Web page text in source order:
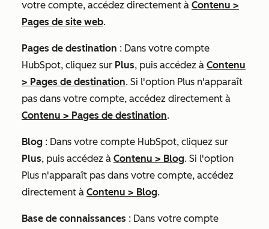
votre compte, accédez directement à Contenu >
Pages de site web.
Pages de destination : Dans votre compte
HubSpot, cliquez sur Plus, puis accédez à Contenu
> Pages de destination. Si l'option Plus n'apparaît
pas dans votre compte, accédez directement à
Contenu > Pages de destination.
Blog : Dans votre compte HubSpot, cliquez sur
Plus, puis accédez à Contenu > Blog. Si l'option
Plus n'apparaît pas dans votre compte, accédez
directement à Contenu > Blog.
Base de connaissances : Dans votre compte